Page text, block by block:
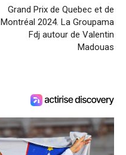
Grand Prix de Quebec et de
Montréal 2024. La Groupama
Fdj autour de Valentin
Madouas